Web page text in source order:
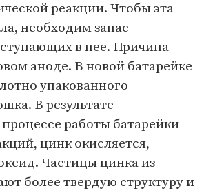
реакции. Чтобы эта
необходим запас
в нее. Причина
аноде. В новой батарейке
упакованного
В результате
работы батарейки
цинк окисляется,
Частицы цинка из
более твердую структуру и